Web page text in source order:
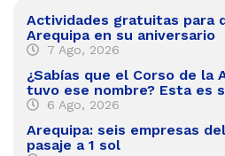
Actividades gratuitas para
Arequipa en su aniversario
7 Ago, 2026
¿Sabías que el Corso de la
tuvo ese nombre? Esta es
6 Ago, 2026
Arequipa: seis empresas
pasaje a 1 sol